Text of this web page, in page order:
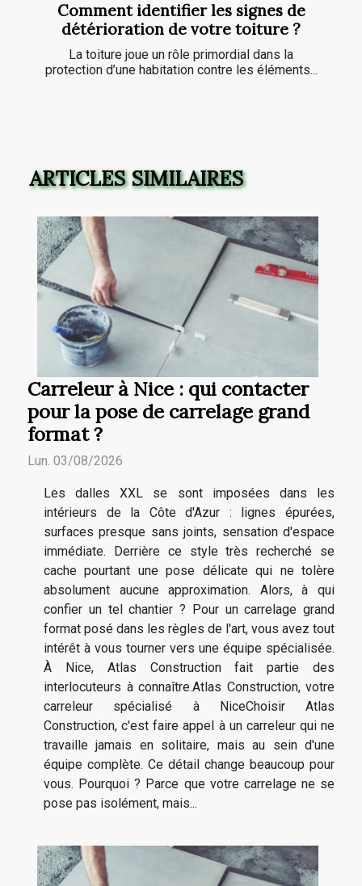
Comment identifier les signes de
détérioration de votre toiture ?
La toiture joue un rôle primordial dans la
protection d’une habitation contre les éléments...
ARTICLES SIMILAIRES
Carreleur à Nice : qui contacter
pour la pose de carrelage grand
format ?
Lun. 03/08/2026
Les dalles XXL se sont imposées dans les
intérieurs de la Côte d'Azur : lignes épurées,
surfaces presque sans joints, sensation d'espace
immédiate. Derrière ce style très recherché se
cache pourtant une pose délicate qui ne tolère
absolument aucune approximation. Alors, à qui
confier un tel chantier ? Pour un carrelage grand
format posé dans les règles de l'art, vous avez tout
intérêt à vous tourner vers une équipe spécialisée.
À Nice, Atlas Construction fait partie des
interlocuteurs à connaître.Atlas Construction, votre
carreleur spécialisé à NiceChoisir Atlas
Construction, c'est faire appel à un carreleur qui ne
travaille jamais en solitaire, mais au sein d'une
équipe complète. Ce détail change beaucoup pour
vous. Pourquoi ? Parce que votre carrelage ne se
pose pas isolément, mais...